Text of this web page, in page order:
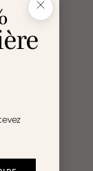
18
sont ni